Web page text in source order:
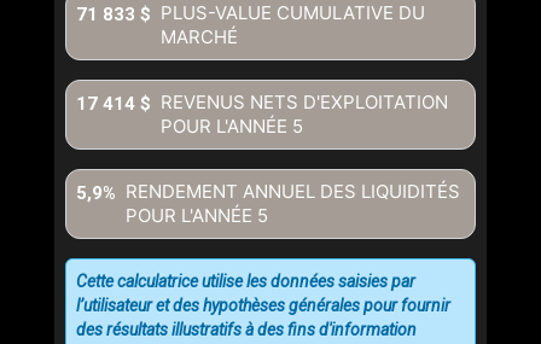
PLUS-VALUE CUMULATIVE DU
MARCHÉ
71 833 $
REVENUS NETS D'EXPLOITATION
POUR L'ANNÉE 5
17 414 $
RENDEMENT ANNUEL DES LIQUIDITÉS
POUR L'ANNÉE 5
5,9%
Cette calculatrice utilise les données saisies par
l’utilisateur et des hypothèses générales pour fournir
des résultats illustratifs à des fins d'information